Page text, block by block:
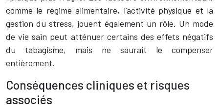
comme le régime alimentaire, l’activité physique et la
gestion du stress, jouent également un rôle. Un mode
de vie sain peut atténuer certains des effets négatifs
du tabagisme, mais ne saurait le compenser
entièrement.
Conséquences cliniques et risques
associés